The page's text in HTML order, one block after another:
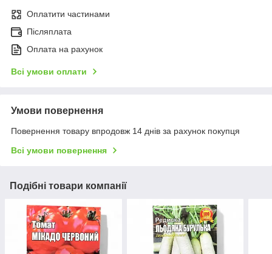
Оплатити частинами
Післяплата
Оплата на рахунок
Всі умови оплати
Умови повернення
Повернення товару впродовж 14 днів за рахунок покупця
Всі умови повернення
Подібні товари компанії